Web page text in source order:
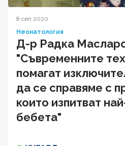
8 сеп 2020
Неонатология
Д-р Радка
"Съвременните
помагат
да се справяме с
които изпитват
бебета"